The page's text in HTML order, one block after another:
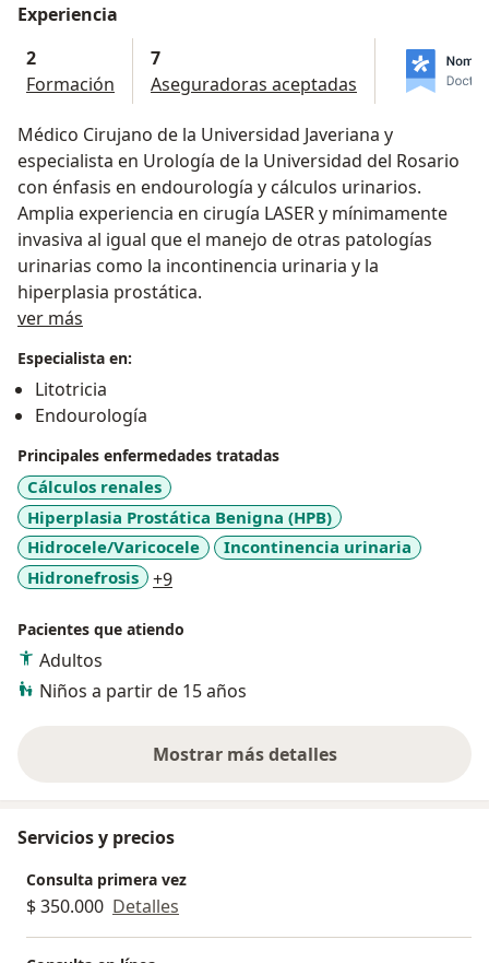
Experiencia
2
Formación
7
Aseguradoras aceptadas
Médico Cirujano de la Universidad Javeriana y
especialista en Urología de la Universidad del Rosario
con énfasis en endourología y cálculos urinarios.
Amplia experiencia en cirugía LASER y mínimamente
invasiva al igual que el manejo de otras patologías
urinarias como la incontinencia urinaria y la
hiperplasia prostática.
ver más
Especialista en:
Litotricia
Endourología
Principales enfermedades tratadas
Cálculos renales
Hiperplasia Prostática Benigna (HPB)
Hidrocele/Varicocele
Incontinencia urinaria
Hidronefrosis
+9a11y_sr_more_diseases
Pacientes que atiendo
Adultos
Niños a partir de 15 años
Mostrar más detalles
sobre la experiencia
Servicios y precios
Consulta primera vez
$ 350.000 Detalles